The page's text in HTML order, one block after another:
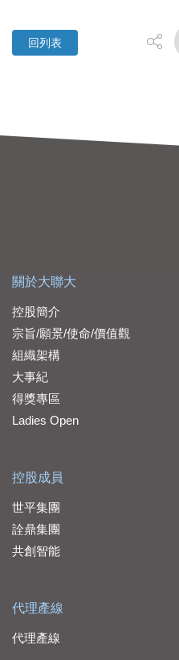
回列表
關於大聯大
控股簡介
宗旨/願景/使命/價值觀
組織架構
大事紀
得獎專區
Ladies Open
控股成員
世平集團
詮鼎集團
共創智能
代理產線
代理產線